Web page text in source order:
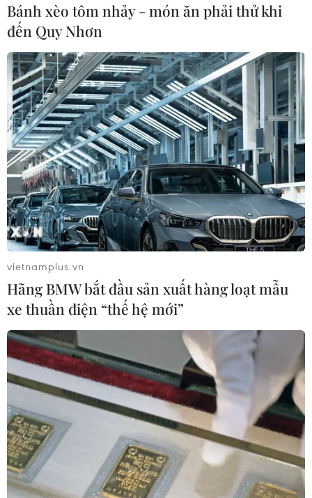
TIN CÙNG CHUYÊN MỤC
Ớt nhập khẩu từ Mexico khiến hàng
trăm người tiêu dùng Mỹ nhiễm
khuẩn Salmonella
07/08/2026 00:43
Nước thải từ máy bay có thể giúp
phát hiện sớm nguy cơ đại dịch
Bánh xèo tôm nhảy - món ăn phải thử khi
đến Quy Nhơn
vietnamplus.vn
Hãng BMW bắt đầu sản xuất hàng loạt mẫu
xe thuần điện “thế hệ mới”